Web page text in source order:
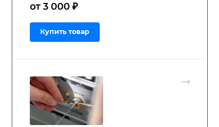
от 3 000 ₽
Купить товар